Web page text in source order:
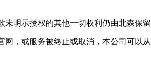
未明示授权的其他一切权利仍由北森保
网，或服务被终止或取消，本公司可以